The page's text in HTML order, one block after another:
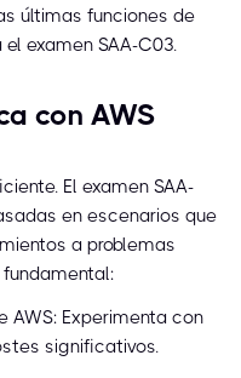
últimas funciones de
examen SAA-C03.
con AWS
El examen SAA-
en escenarios que
a problemas
AWS: Experimenta con
significativos.